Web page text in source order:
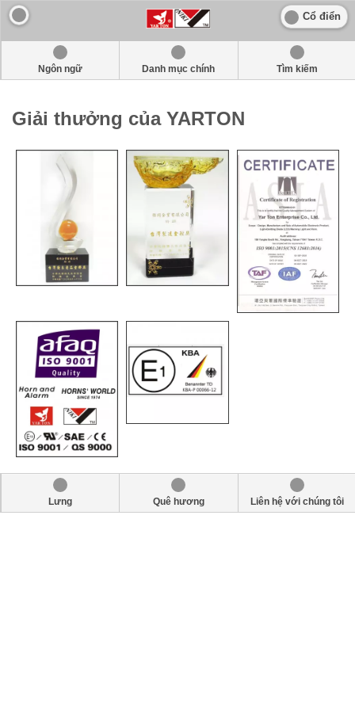
Cổ điển
Ngôn ngữ Danh mục chính Tìm kiếm
Giải thưởng của YARTON
Lưng Quê hương Liên hệ với chúng tôi